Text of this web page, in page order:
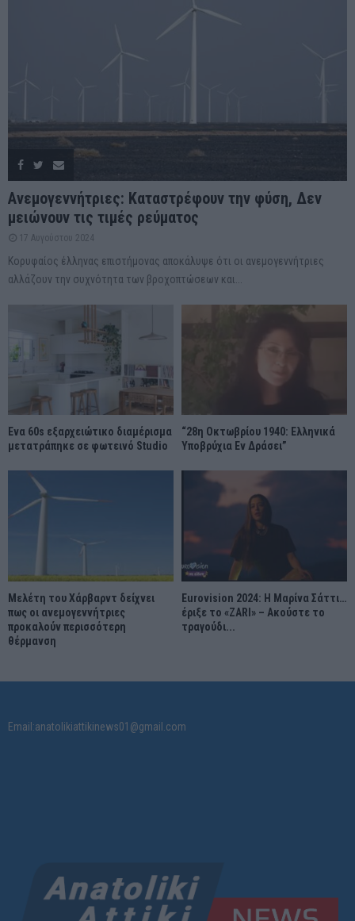
Ανεμογεννήτριες: Καταστρέφουν την φύση, Δεν
μειώνουν τις τιμές ρεύματος
17 Αυγούστου 2024
Κορυφαίος έλληνας επιστήμονας αποκάλυψε ότι οι ανεμογεννήτριες
αλλάζουν την συχνότητα των βροχοπτώσεων και...
Ένα 60s εξαρχειώτικο διαμέρισμα
μετατράπηκε σε φωτεινό Studio
“28η Οκτωβρίου 1940: Ελληνικά
Υποβρύχια Εν Δράσει”
Μελέτη του Χάρβαρντ δείχνει
πως οι ανεμογεννήτριες
προκαλούν περισσότερη
θέρμανση
Eurovision 2024: Η Μαρίνα Σάττι…
έριξε το «ZARI» – Ακούστε το
τραγούδι...
Email:anatolikiattikinews01@gmail.com